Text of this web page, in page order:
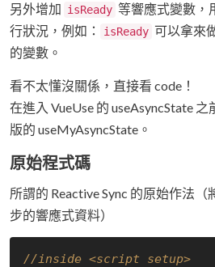
另外增加 isReady 等響應式變數，
行狀況，例如：
isReady 可以拿來
的變數。
看不太懂沒關係，直接看 code！
在進入 VueUse 的 useAsyncState
版的 useMyAsyncState。
原始程式碼
所謂的 Reactive Sync 的原始作法
步的響應式資料）
//inside <script setup>